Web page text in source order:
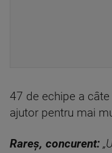
47 de echipe a
ajutor pentru mai
Rareș, concurent: